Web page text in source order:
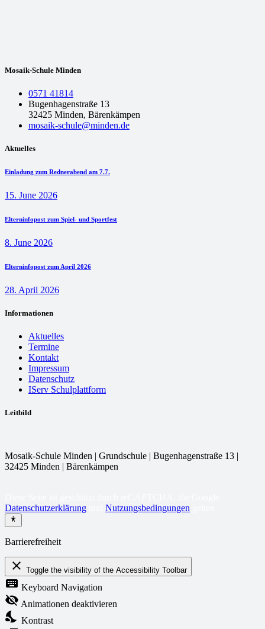
Mosaik-Schule Minden
0571 41814
Bugenhagenstraße 13
32425 Minden, Bärenkämpen
mosaik-schule@minden.de
Aktuelles
Einladung zum Rednerabend am 7.7.
15. June 2026
Elterninfopost zum Spiel- und Sportfest
8. June 2026
Elterninfopost zum April 2026
28. April 2026
Informationen
Aktuelles
Termine
Kontakt
Impressum
Datenschutz
IServ Schulplattform
Leitbild
Mosaik-Schule Minden | Grundschule | Bugenhagenstraße 13 |
32425 Minden | Bärenkämpen
Datenschutzerklärung
Nutzungsbedingungen
Barrierefreiheit
close Toggle the visibility of the Accessibility Toolbar
keyboard Keyboard Navigation
visibility_off Animationen deaktivieren
nights_stay Kontrast